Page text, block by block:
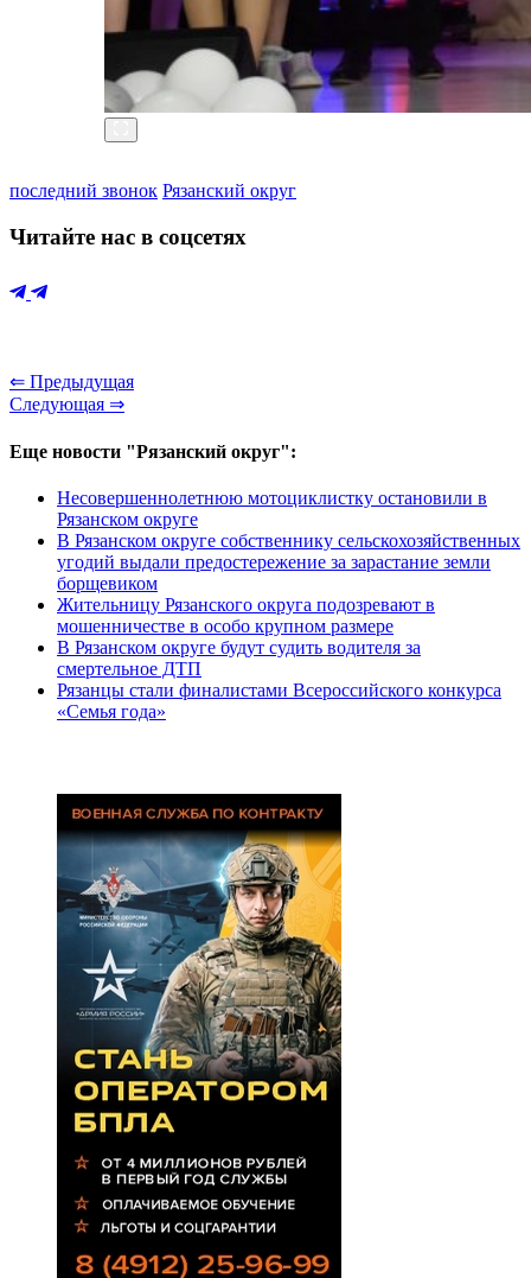
последний звонок Рязанский округ
Читайте нас в соцсетях
⇐ Предыдущая
Следующая ⇒
Еще новости "Рязанский округ":
Несовершеннолетнюю мотоциклистку остановили в
Рязанском округе
В Рязанском округе собственнику сельскохозяйственных
угодий выдали предостережение за зарастание земли
борщевиком
Жительницу Рязанского округа подозревают в
мошенничестве в особо крупном размере
В Рязанском округе будут судить водителя за
смертельное ДТП
Рязанцы стали финалистами Всероссийского конкурса
«Семья года»